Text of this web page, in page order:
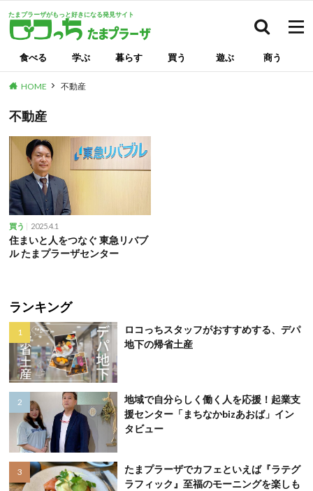
たまプラーザがもっと好きになる発見サイト
食べる 学ぶ 暮らす 買う 遊ぶ 商う
HOME 不動産
不動産
買う 2025.4.1
住まいと人をつなぐ 東急リバブ
ル たまプラーザセンター
ランキング
ロコっちスタッフがおすすめする、デパ
地下の帰省土産
地域で自分らしく働く人を応援！起業支
援センター「まちなかbizあおば」イン
タビュー
たまプラーザでカフェといえば『ラテグ
ラフィック』至福のモーニングを楽しも